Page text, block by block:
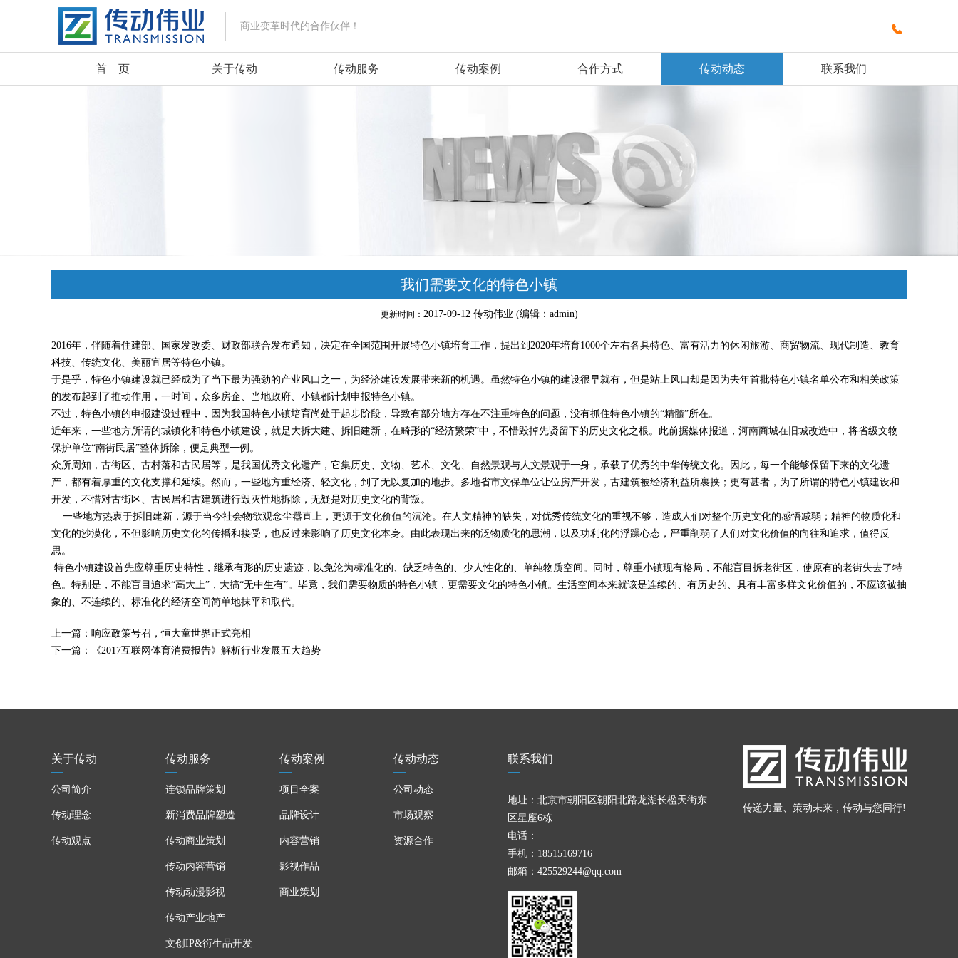
商业变革时代的合作伙伴！ 
首 页 关于传动 传动服务 传动案例 合作方式 传动动态 联系我们
我们需要文化的特色小镇
更新时间： 2017-09-12 传动伟业 (编辑：admin)
2016年，伴随着住建部、国家发改委、财政部联合发布通知，决定在全国范围开展特色小镇培育工作，提出到2020年培育1000个左右各具特色、富有活力的休闲旅游、商贸物流、现代制造、教育
科技、传统文化、美丽宜居等特色小镇。
于是乎，特色小镇建设就已经成为了当下最为强劲的产业风口之一，为经济建设发展带来新的机遇。虽然特色小镇的建设很早就有，但是站上风口却是因为去年首批特色小镇名单公布和相关政策
的发布起到了推动作用，一时间，众多房企、当地政府、小镇都计划申报特色小镇。
不过，特色小镇的申报建设过程中，因为我国特色小镇培育尚处于起步阶段，导致有部分地方存在不注重特色的问题，没有抓住特色小镇的“精髓”所在。
近年来，一些地方所谓的城镇化和特色小镇建设，就是大拆大建、拆旧建新，在畸形的“经济繁荣”中，不惜毁掉先贤留下的历史文化之根。此前据媒体报道，河南商城在旧城改造中，将省级文物
保护单位“南街民居”整体拆除，便是典型一例。
众所周知，古街区、古村落和古民居等，是我国优秀文化遗产，它集历史、文物、艺术、文化、自然景观与人文景观于一身，承载了优秀的中华传统文化。因此，每一个能够保留下来的文化遗
产，都有着厚重的文化支撑和延续。然而，一些地方重经济、轻文化，到了无以复加的地步。多地省市文保单位让位房产开发，古建筑被经济利益所裹挟；更有甚者，为了所谓的特色小镇建设和
开发，不惜对古街区、古民居和古建筑进行毁灭性地拆除，无疑是对历史文化的背叛。
一些地方热衷于拆旧建新，源于当今社会物欲观念尘嚣直上，更源于文化价值的沉沦。在人文精神的缺失，对优秀传统文化的重视不够，造成人们对整个历史文化的感悟减弱；精神的物质化和
文化的沙漠化，不但影响历史文化的传播和接受，也反过来影响了历史文化本身。由此表现出来的泛物质化的思潮，以及功利化的浮躁心态，严重削弱了人们对文化价值的向往和追求，值得反
思。
特色小镇建设首先应尊重历史特性，继承有形的历史遗迹，以免沦为标准化的、缺乏特色的、少人性化的、单纯物质空间。同时，尊重小镇现有格局，不能盲目拆老街区，使原有的老街失去了特
色。特别是，不能盲目追求“高大上”，大搞“无中生有”。毕竟，我们需要物质的特色小镇，更需要文化的特色小镇。生活空间本来就该是连续的、有历史的、具有丰富多样文化价值的，不应该被抽
象的、不连续的、标准化的经济空间简单地抹平和取代。
上一篇： 响应政策号召，恒大童世界正式亮相
下一篇：
《2017互联网体育消费报告》解析行业发展五大趋势
关于传动
公司简介
传动理念
传动观点
传动服务
连锁品牌策划
新消费品牌塑造
传动商业策划
传动内容营销
传动动漫影视
传动产业地产
文创IP&衍生品开发
传动案例
项目全案
品牌设计
内容营销
影视作品
商业策划
传动动态
公司动态
市场观察
资源合作
联系我们
地址：北京市朝阳区朝阳北路龙湖长楹天街东
区星座6栋
电话：
手机：18515169716
邮箱：425529244@qq.com
传递力量、策动未来，传动与您同行!